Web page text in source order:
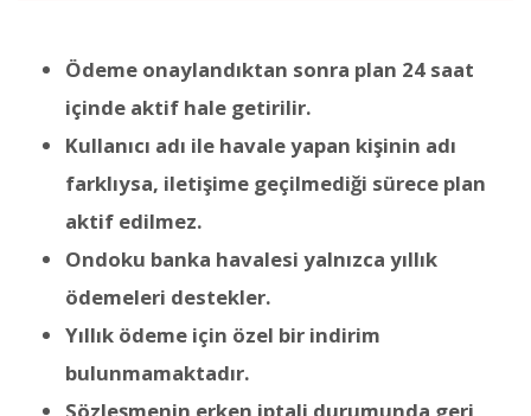
Ödeme onaylandıktan sonra plan 24 saat
içinde aktif hale getirilir.
Kullanıcı adı ile havale yapan kişinin adı
farklıysa, iletişime geçilmediği sürece plan
aktif edilmez.
Ondoku banka havalesi yalnızca yıllık
ödemeleri destekler.
Yıllık ödeme için özel bir indirim
bulunmamaktadır.